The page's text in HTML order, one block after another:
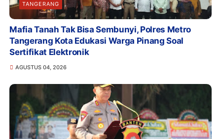
TANGERANG
Mafia Tanah Tak Bisa Sembunyi, Polres Metro
Tangerang Kota Edukasi Warga Pinang Soal
Sertifikat Elektronik
AGUSTUS 04, 2026